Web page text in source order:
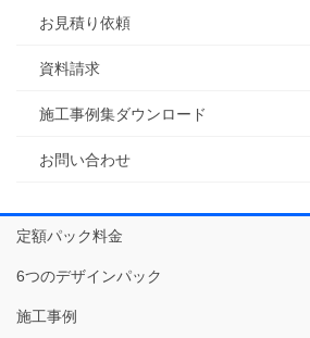
お見積り依頼
資料請求
施工事例集ダウンロード
お問い合わせ
定額パック料金
6つのデザインパック
施工事例